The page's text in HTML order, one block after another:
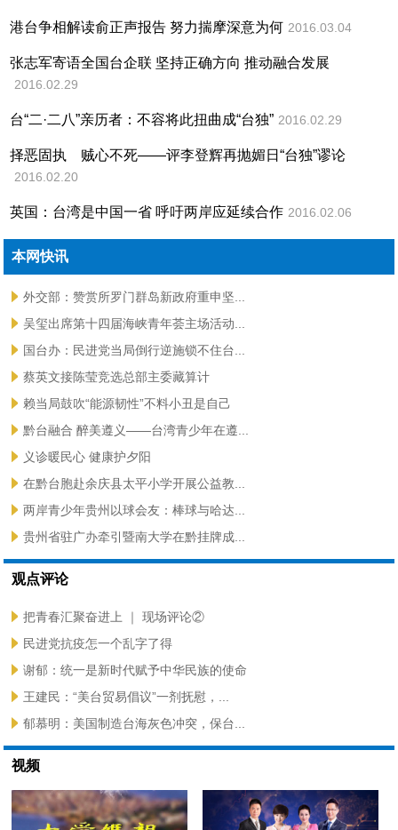
港台争相解读俞正声报告 努力揣摩深意为何 2016.03.04
张志军寄语全国台企联 坚持正确方向 推动融合发展
2016.02.29
台“二·二八”亲历者：不容将此扭曲成“台独” 2016.02.29
择恶固执 贼心不死——评李登辉再抛媚日“台独”谬论
2016.02.20
英国：台湾是中国一省 呼吁两岸应延续合作 2016.02.06
本网快讯
外交部：赞赏所罗门群岛新政府重申坚...
吴玺出席第十四届海峡青年荟主场活动...
国台办：民进党当局倒行逆施锁不住台...
蔡英文接陈莹竞选总部主委藏算计
赖当局鼓吹“能源韧性”不料小丑是自己
黔台融合 醉美遵义——台湾青少年在遵...
义诊暖民心 健康护夕阳
在黔台胞赴余庆县太平小学开展公益教...
两岸青少年贵州以球会友：棒球与哈达...
贵州省驻广办牵引暨南大学在黔挂牌成...
观点评论
把青春汇聚奋进上 ｜ 现场评论②
民进党抗疫怎一个乱字了得
谢郁：统一是新时代赋予中华民族的使命
王建民：“美台贸易倡议”一剂抚慰，...
郁慕明：美国制造台海灰色冲突，保台...
视频